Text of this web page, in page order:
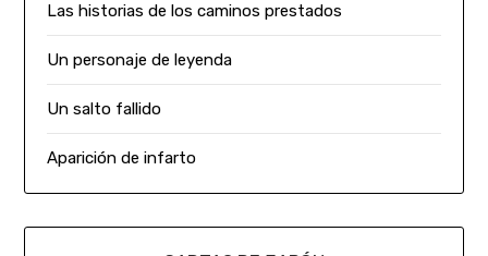
Las historias de los caminos prestados
Un personaje de leyenda
Un salto fallido
Aparición de infarto